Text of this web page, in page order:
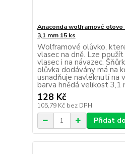
Anaconda wolframové
3,1 mm 15 ks
Wolframové olůvko,
vlasec na dně. Lze
vlasec i na návazec.
olůvka dodávány má na
usnadňuje navléknutí na
barva hnědá velikost 3,1
128 Kč
105,79 Kč bez DPH
Přidat